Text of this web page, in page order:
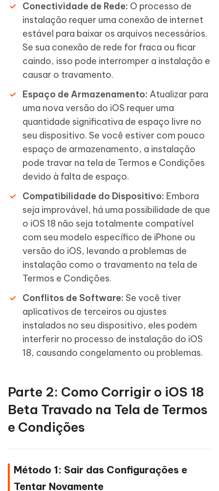
Conectividade de Rede: O processo de
instalação requer uma conexão de internet
estável para baixar os arquivos necessários.
Se sua conexão de rede for fraca ou ficar
caindo, isso pode interromper a instalação e
causar o travamento.
Espaço de Armazenamento: Atualizar para
uma nova versão do iOS requer uma
quantidade significativa de espaço livre no
seu dispositivo. Se você estiver com pouco
espaço de armazenamento, a instalação
pode travar na tela de Termos e Condições
devido à falta de espaço.
Compatibilidade do Dispositivo: Embora
seja improvável, há uma possibilidade de que
o iOS 18 não seja totalmente compatível
com seu modelo específico de iPhone ou
versão do iOS, levando a problemas de
instalação como o travamento na tela de
Termos e Condições.
Conflitos de Software: Se você tiver
aplicativos de terceiros ou ajustes
instalados no seu dispositivo, eles podem
interferir no processo de instalação do iOS
18, causando congelamento ou problemas.
Parte 2: Como Corrigir o iOS 18
Beta Travado na Tela de Termos
e Condições
Método 1: Sair das Configurações e
Tentar Novamente